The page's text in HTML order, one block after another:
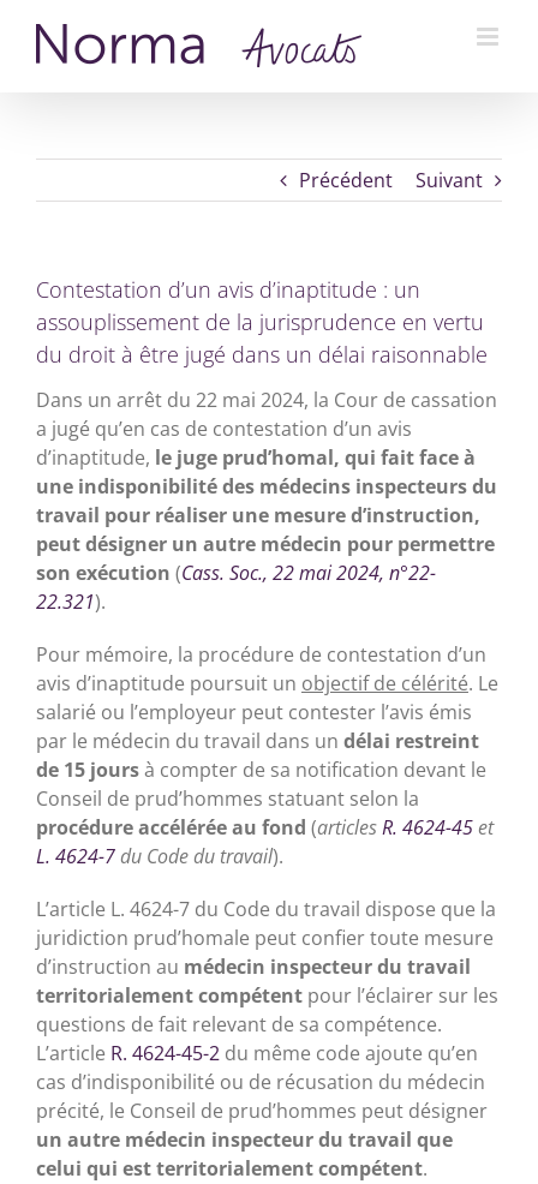
contenu
Précédent Suivant
Contestation d’un avis d’inaptitude : un
assouplissement de la jurisprudence en vertu
du droit à être jugé dans un délai raisonnable
Dans un arrêt du 22 mai 2024, la Cour de cassation
a jugé qu’en cas de contestation d’un avis
d’inaptitude, le juge prud’homal, qui fait face à
une indisponibilité des médecins inspecteurs du
travail pour réaliser une mesure d’instruction,
peut désigner un autre médecin pour permettre
son exécution (Cass. Soc., 22 mai 2024, n°22-
22.321).
Pour mémoire, la procédure de contestation d’un
avis d’inaptitude poursuit un objectif de célérité. Le
salarié ou l’employeur peut contester l’avis émis
par le médecin du travail dans un délai restreint
de 15 joursà compter de sa notification devant le
Conseil de prud’hommes statuant selon la
procédure accélérée au fond (articlesR. 4624-45et
L. 4624-7du Code du travail).
L’article L. 4624-7 du Code du travail dispose que la
juridiction prud’homale peut confier toute mesure
d’instruction au médecin inspecteur du travail
territorialement compétentpour l’éclairer sur les
questions de fait relevant de sa compétence.
L’article R. 4624-45-2du même code ajoute qu’en
cas d’indisponibilité ou de récusation du médecin
précité, le Conseil de prud’hommes peut désigner
un autre médecin inspecteur du travail que
celui qui est territorialement compétent.